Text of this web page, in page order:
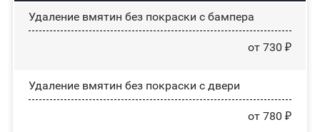
Удаление вмятин без покраски с бампера
от 730 ₽
Удаление вмятин без покраски с двери
от 780 ₽